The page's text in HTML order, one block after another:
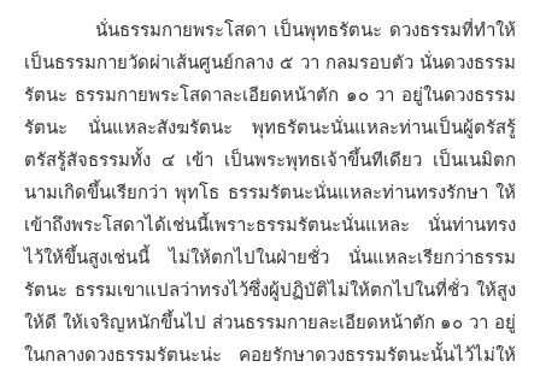
นั่นธรรมกายพระโสดา เป็นพุทธรัตนะ ดวงธรรมที่ทำให้
เป็นธรรมกายวัดผ่าเส้นศูนย์กลาง ๕ วา กลมรอบตัว นั่นดวงธรรม
รัตนะ ธรรมกายพระโสดาละเอียดหน้าตัก ๑๐ วา อยู่ในดวงธรรม
รัตนะ นั่นแหละสังฆรัตนะ พุทธรัตนะนั่นแหละท่านเป็นผู้ตรัสรู้
ตรัสรู้สัจธรรมทั้ง ๔ เข้า เป็นพระพุทธเจ้าขึ้นทีเดียว เป็นเนมิตก
นามเกิดขึ้นเรียกว่า พุทโธ ธรรมรัตนะนั่นแหละท่านทรงรักษา ให้
เข้าถึงพระโสดาได้เช่นนี้เพราะธรรมรัตนะนั่นแหละ นั่นท่านทรง
ไว้ให้ขึ้นสูงเช่นนี้ ไม่ให้ตกไปในฝ่ายชั่ว นั่นแหละเรียกว่าธรรม
รัตนะ ธรรมเขาแปลว่าทรงไว้ซึ่งผู้ปฏิบัติไม่ให้ตกไปในที่ชั่ว ให้สูง
ให้ดี ให้เจริญหนักขึ้นไป ส่วนธรรมกายละเอียดหน้าตัก ๑๐ วา อยู่
ในกลางดวงธรรมรัตนะน่ะ คอยรักษาดวงธรรมรัตนะนั้นไว้ไม่ให้